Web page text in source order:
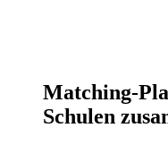
Matching-
Schulen